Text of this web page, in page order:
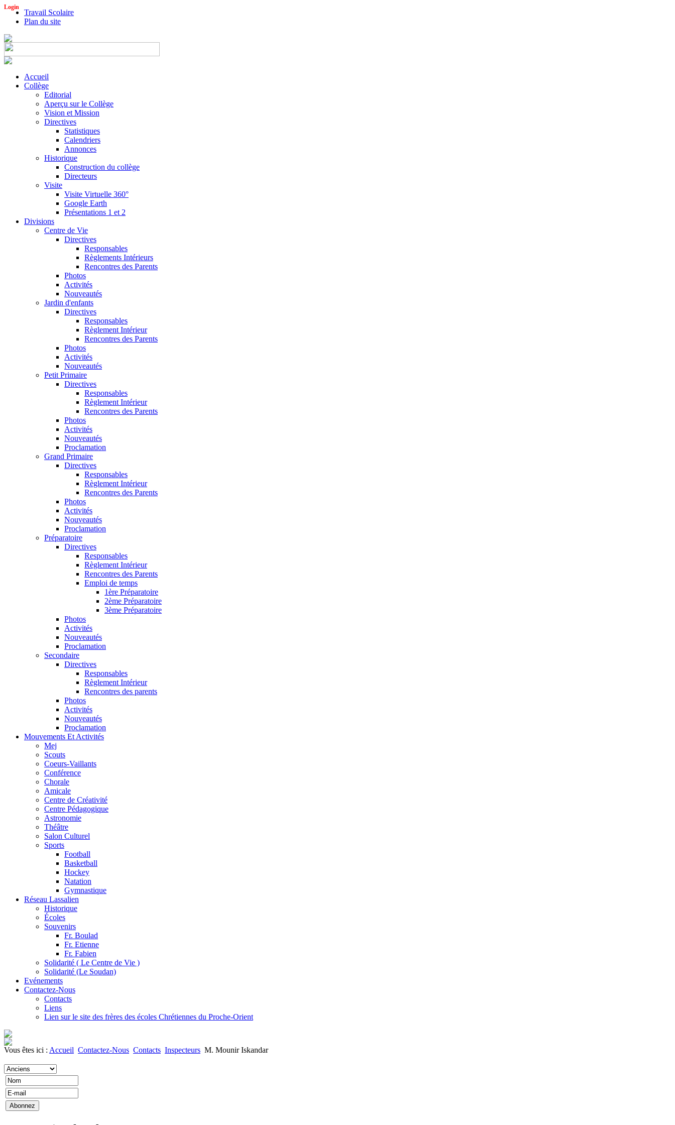
Login
Travail Scolaire
Plan du site
Accueil
Collège
Editorial
Aperçu sur le Collège
Vision et Mission
Directives
Statistiques
Calendriers
Annonces
Historique
Construction du collège
Directeurs
Visite
Visite Virtuelle 360°
Google Earth
Présentations 1 et 2
Divisions
Centre de Vie
Directives
Responsables
Règlements Intérieurs
Rencontres des Parents
Photos
Activités
Nouveautés
Jardin d'enfants
Directives
Responsables
Règlement Intérieur
Rencontres des Parents
Photos
Activités
Nouveautés
Petit Primaire
Directives
Responsables
Règlement Intérieur
Rencontres des Parents
Photos
Activités
Nouveautés
Proclamation
Grand Primaire
Directives
Responsables
Règlement Intérieur
Rencontres des Parents
Photos
Activités
Nouveautés
Proclamation
Préparatoire
Directives
Responsables
Règlement Intérieur
Rencontres des Parents
Emploi de temps
1ère Préparatoire
2ème Préparatoire
3ème Préparatoire
Photos
Activités
Nouveautés
Proclamation
Secondaire
Directives
Responsables
Règlement Intérieur
Rencontres des parents
Photos
Activités
Nouveautés
Proclamation
Mouvements Et Activités
Mej
Scouts
Coeurs-Vaillants
Conférence
Chorale
Amicale
Centre de Créativité
Centre Pédagogique
Astronomie
Théâtre
Salon Culturel
Sports
Football
Basketball
Hockey
Natation
Gymnastique
Réseau Lassalien
Historique
Écoles
Souvenirs
Fr. Boulad
Fr. Etienne
Fr. Fabien
Solidarité ( Le Centre de Vie )
Solidarité (Le Soudan)
Evénements
Contactez-Nous
Contacts
Liens
Lien sur le site des frères des écoles Chrétiennes du Proche-Orient
Vous êtes ici : Accueil Contactez-Nous Contacts Inspecteurs M. Mounir Iskandar